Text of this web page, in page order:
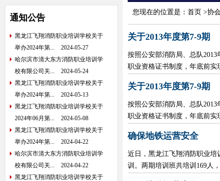
通知公告
黑龙江飞翔消防职业培训学校关于
举办2024年第...
2024-05-27
哈尔滨市清大东方消防职业培训学
校有限公司关...
2024-05-24
黑龙江飞翔消防职业培训学校关于
举办2024年第...
2024-05-13
黑龙江飞翔消防职业培训学校关于
2024年06月第...
2024-05-08
黑龙江飞翔消防职业培训学校关于
举办2024年第...
2024-04-22
哈尔滨市清大东方消防职业培训学
校有限公司关...
2024-04-22
黑龙江飞翔消防职业培训学校关于
您现在的位置是： 首页 >协
关于2013年度第7-9期
按照公安部消防局、总队
职业资格证书制度，年底前
关于2013年度第7-9期
按照公安部消防局、总队
职业资格证书制度，年底前
确保地铁运营安全
近日，黑龙江飞翔消防职业
训。两期培训班共培训169人